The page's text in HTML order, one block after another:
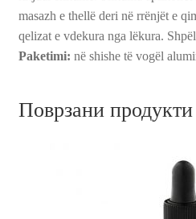
masazh e thellë deri në rrënjët e
qelizat e vdekura nga lëkura.
Paketimi: në shishe të vogël
Поврзани продукти